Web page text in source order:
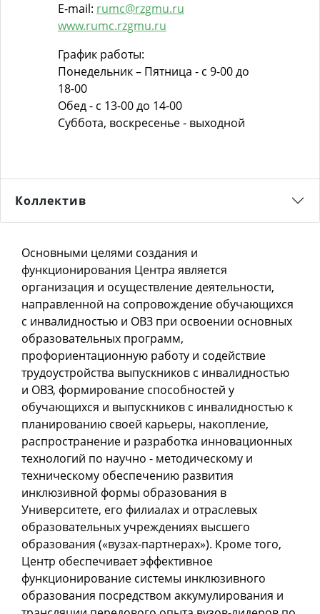
E-mail: rumc@rzgmu.ru
www.rumc.rzgmu.ru
График работы:
Понедельник – Пятница - с 9-00 до
18-00
Обед - с 13-00 до 14-00
Суббота, воскресенье - выходной
Коллектив
​Основными целями создания и
функционирования Центра является
организация и осуществление деятельности,
направленной на сопровождение обучающихся
с инвалидностью и ОВЗ при освоении основных
образовательных программ,
профориентационную работу и содействие
трудоустройства выпускников с инвалидностью
и ОВЗ, формирование способностей у
обучающихся и выпускников с инвалидностью к
планированию своей карьеры, накопление,
распространение и разработка инновационных
технологий по научно - методическому и
техническому обеспечению развития
инклюзивной формы образования в
Университете, его филиалах и отраслевых
образовательных учреждениях высшего
образования («вузах-партнерах»). Кроме того,
Центр обеспечивает эффективное
функционирование системы инклюзивного
образования посредством аккумулирования и